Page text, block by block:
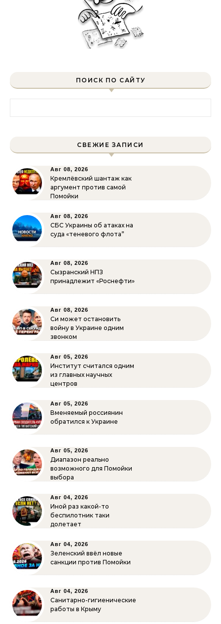
ПОИСК ПО САЙТУ
СВЕЖИЕ ЗАПИСИ
Авг 08, 2026
Кремлёвский шантаж как
аргумент против самой
Помойки
Авг 08, 2026
СБС Украины об атаках на
суда «теневого флота”
Авг 08, 2026
Сызранский НПЗ
принадлежит «Роснефти»
Авг 08, 2026
Си может остановить
войну в Украине одним
звонком
Авг 05, 2026
Институт считался одним
из главных научных
центров
Авг 05, 2026
Вменяемый россиянин
обратился к Украине
Авг 05, 2026
Диапазон реально
возможного для Помойки
выбора
Авг 04, 2026
Иной раз какой-то
беспилотник таки
долетает
Авг 04, 2026
Зеленский ввёл новые
санкции против Помойки
Авг 04, 2026
Санитарно-гигиенические
работы в Крыму